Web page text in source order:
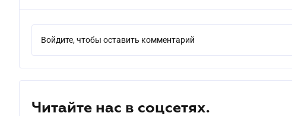
Войдите, чтобы оставить комментарий
Читайте нас в соцсетях.